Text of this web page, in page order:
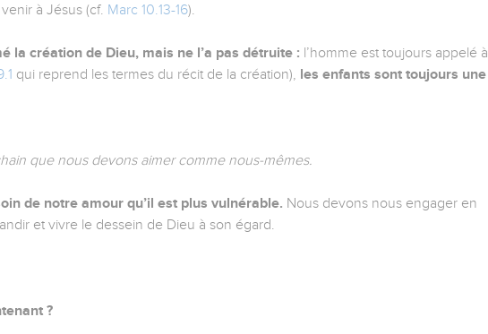
à Jésus (cf. Marc 10.13-16).
la création de Dieu, mais ne l’a pas détruite : l’homme est toujours appelé à
qui reprend les termes du récit de la création), les enfants sont toujours une
que nous devons aimer comme nous-mêmes.
de notre amour qu’il est plus vulnérable. Nous devons nous engager en
et vivre le dessein de Dieu à son égard.
?